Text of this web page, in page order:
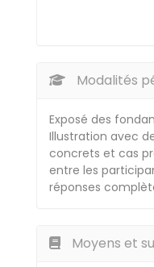
Modalités
Exposé des
Illustration avec
concrets et cas
entre les
réponses
Moyens et